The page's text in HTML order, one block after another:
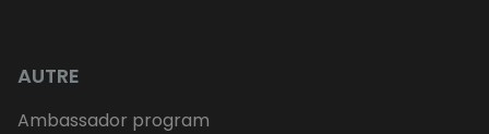
AUTRE
Ambassador program